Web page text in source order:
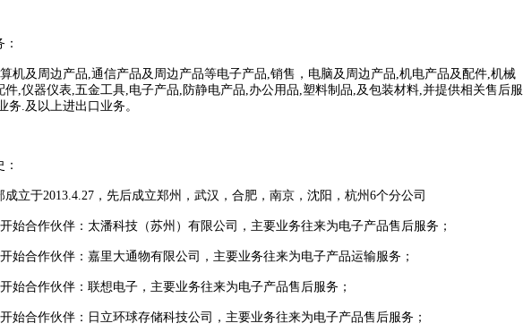
机及周边产品,通信产品及周边产品等电子产品,销售，电脑及周边产品,机电产品及配件,机械
件,仪器仪表,五金工具,电子产品,防静电产品,办公用品,塑料制品,及包装材料,并提供相关售后服
务.及以上进出口业务。
成立于2013.4.27，先后成立郑州，武汉，合肥，南京，沈阳，杭州6个分公司
开始合作伙伴：太潘科技（苏州）有限公司，主要业务往来为电子产品售后服务；
开始合作伙伴：嘉里大通物有限公司，主要业务往来为电子产品运输服务；
始合作伙伴：联想电子，主要业务往来为电子产品售后服务；
开始合作伙伴：日立环球存储科技公司，主要业务往来为电子产品售后服务；